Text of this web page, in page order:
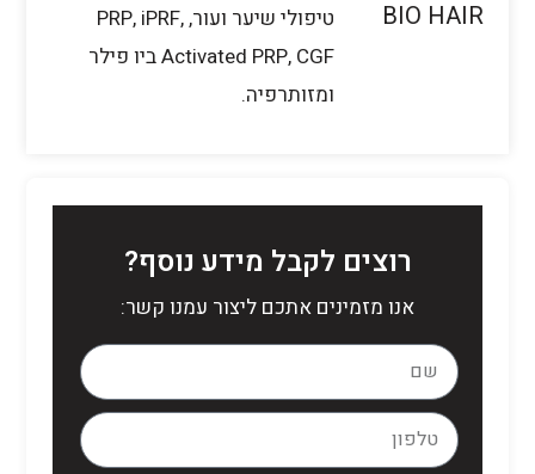
טיפולי שיער ועור, PRP, iPRF,
Activated PRP, CGF ביו פילר
ומזותרפיה.
רוצים לקבל מידע נוסף?
אנו מזמינים אתכם ליצור עמנו קשר: